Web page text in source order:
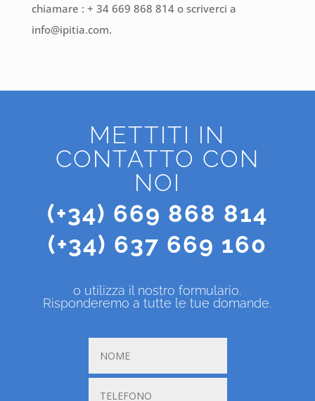
chiamare : + 34 669 868 814 o scriverci a
info@ipitia.com.
METTITI IN
CONTATTO CON
NOI
(+34) 669 868 814
(+34) 637 669 160
o utilizza il nostro formulario.
Risponderemo a tutte le tue domande.